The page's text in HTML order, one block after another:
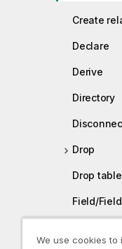
Create
Declare
Derive
Directory
Drop
Drop table
Field/
We use cookies